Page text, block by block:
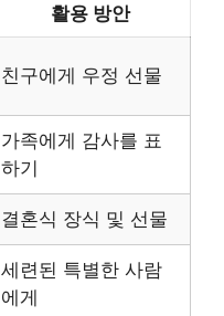
활용 방안
친구에게 우정 선물
가족에게 감사를 표
하기
결혼식 장식 및 선물
세련된 특별한 사람
에게